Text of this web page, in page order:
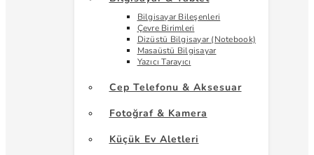
Bilgisayar Bileşenleri
Çevre Birimleri
Dizüstü Bilgisayar (Notebook)
Masaüstü Bilgisayar
Yazıcı Tarayıcı
Cep Telefonu & Aksesuar
Fotoğraf & Kamera
Küçük Ev Aletleri